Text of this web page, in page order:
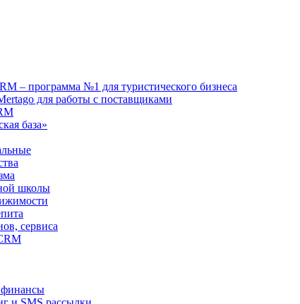
– программа №1 для туристического бизнеса
для работы с поставщиками
база»
школы
сервиса
финансы